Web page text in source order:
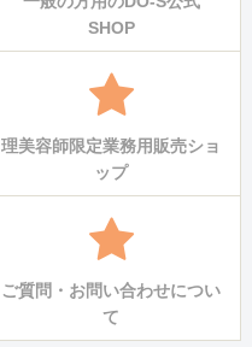
SHOP
理美容師限定業務用販売ショ
ップ
ご質問・お問い合わせについ
て